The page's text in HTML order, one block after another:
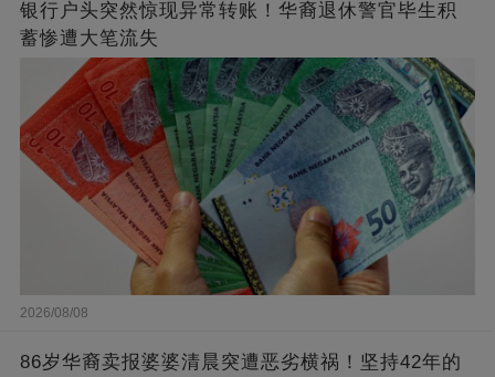
银行户头突然惊现异常转账！华裔退休警官毕生积
蓄惨遭大笔流失
2026/08/08
86岁华裔卖报婆婆清晨突遭恶劣横祸！坚持42年的